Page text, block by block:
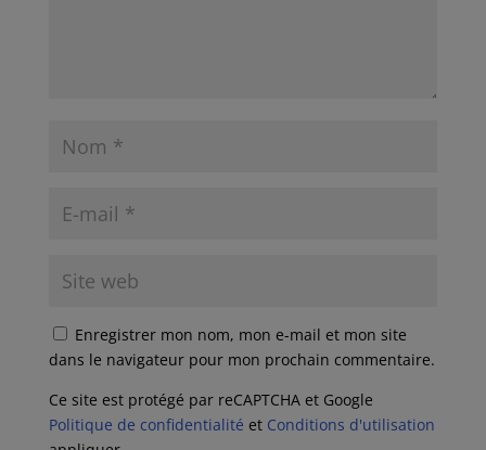
Enregistrer mon nom, mon e-mail et mon site
dans le navigateur pour mon prochain commentaire.
Ce site est protégé par reCAPTCHA et Google
Politique de confidentialité et Conditions d'utilisation